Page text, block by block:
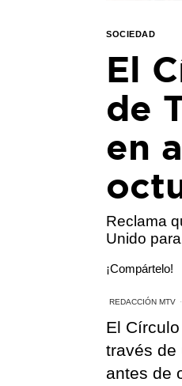
SOCIEDAD
El
de
en
Reclama
Unido
¡Compártelo!
REDACCIÓN MTV
El
través de
antes de